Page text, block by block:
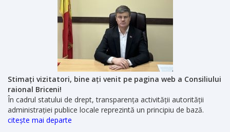
Stimați vizitatori, bine ați venit pe pagina web a Consiliului
raional Briceni!
În cadrul statului de drept, transparența activității autorității
administrației publice locale reprezintă un principiu de bază.
citește mai departe